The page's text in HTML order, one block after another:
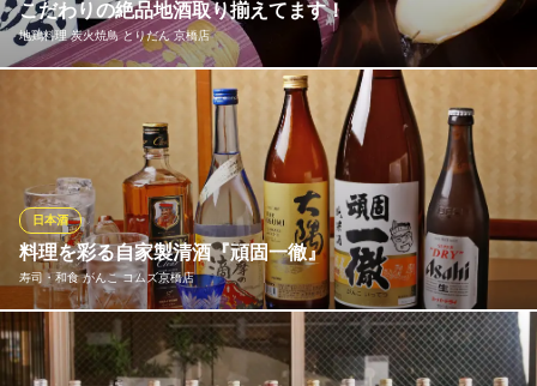
しあわせ料理 萬てん
新鮮魚介と全国の日本酒
地下鉄長堀鶴見緑地線京橋駅 徒歩2分
大阪府大阪市都島区東野田町4-7-26 和光京橋ビル1F
こだわりの絶品地酒取り揃えてます！
地鶏料理 炭火焼鳥 とりだん 京橋店
日本酒は「生きもの」といわれています。温度管理は言うまでも
なく、栓を抜いて空気に触れてからは、日々変化します。日本酒
は、日本酒好きのお店で味わって下さい！本格焼酎も充実の品揃
え。お客様のお好みの一杯を見つけて下さい。梅酒も、焼酎、日
本酒、ワイン、リキュール等で仕込んだ物など数多くご用意して
います
※こちらは夜のみのこだわりです。
地鶏料理 炭火焼鳥 とりだん 京橋店
京橋・本格炭火焼鳥店
ＪＲ京橋駅 徒歩3分
料理を彩る自家製清酒『頑固一徹』
寿司・和食 がんこ コムズ京橋店
日本酒
がんこの料理に最も合う酒を追求し、辿り着いたのが自家製清酒
「頑固一徹」です。芳醇な香り、すっきりとした飲み口、奥深い